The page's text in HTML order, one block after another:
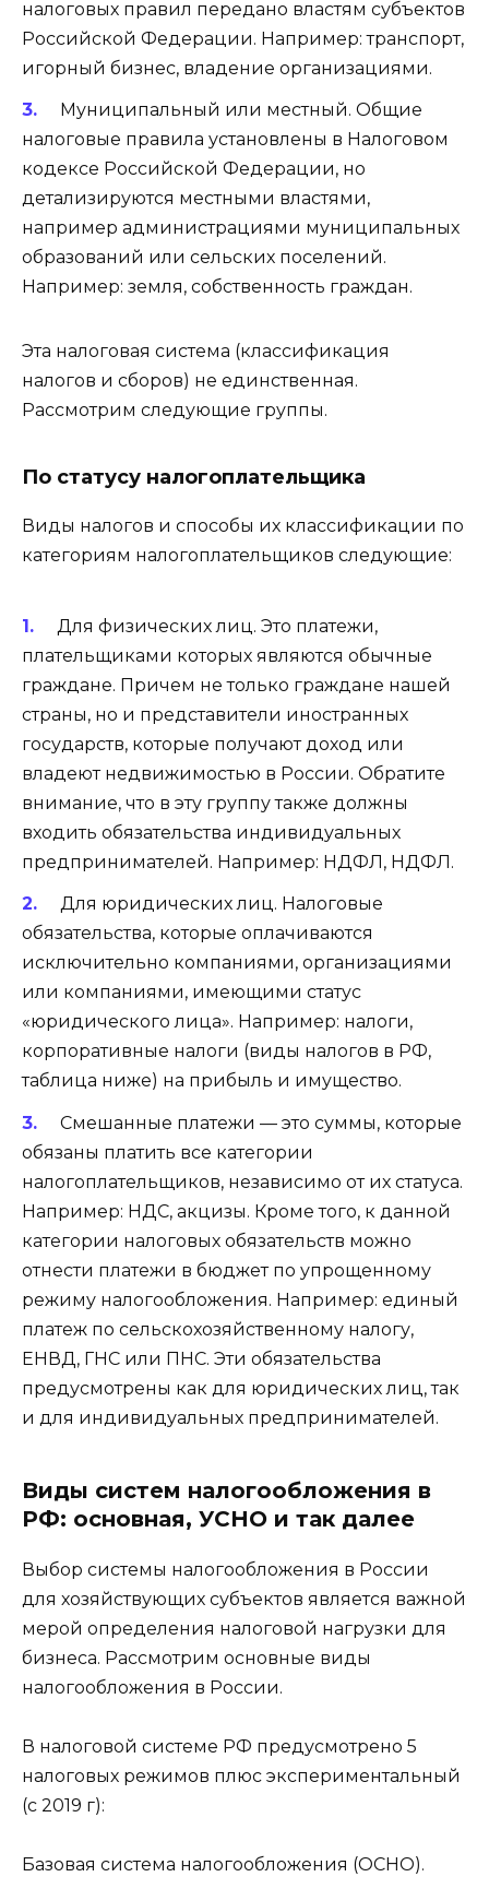
налоговых правил передано властям субъектов
Российской Федерации. Например: транспорт,
игорный бизнес, владение организациями.
Муниципальный или местный. Общие
налоговые правила установлены в Налоговом
кодексе Российской Федерации, но
детализируются местными властями,
например администрациями муниципальных
образований или сельских поселений.
Например: земля, собственность граждан.
Эта налоговая система (классификация
налогов и сборов) не единственная.
Рассмотрим следующие группы.
По статусу налогоплательщика
Виды налогов и способы их классификации по
категориям налогоплательщиков следующие:
Для физических лиц. Это платежи,
плательщиками которых являются обычные
граждане. Причем не только граждане нашей
страны, но и представители иностранных
государств, которые получают доход или
владеют недвижимостью в России. Обратите
внимание, что в эту группу также должны
входить обязательства индивидуальных
предпринимателей. Например: НДФЛ, НДФЛ.
Для юридических лиц. Налоговые
обязательства, которые оплачиваются
исключительно компаниями, организациями
или компаниями, имеющими статус
«юридического лица». Например: налоги,
корпоративные налоги (виды налогов в РФ,
таблица ниже) на прибыль и имущество.
Смешанные платежи — это суммы, которые
обязаны платить все категории
налогоплательщиков, независимо от их статуса.
Например: НДС, акцизы. Кроме того, к данной
категории налоговых обязательств можно
отнести платежи в бюджет по упрощенному
режиму налогообложения. Например: единый
платеж по сельскохозяйственному налогу,
ЕНВД, ГНС или ПНС. Эти обязательства
предусмотрены как для юридических лиц, так
и для индивидуальных предпринимателей.
Виды систем налогообложения в
РФ: основная, УСНО и так далее
Выбор системы налогообложения в России
для хозяйствующих субъектов является важной
мерой определения налоговой нагрузки для
бизнеса. Рассмотрим основные виды
налогообложения в России.
В налоговой системе РФ предусмотрено 5
налоговых режимов плюс экспериментальный
(с 2019 г):
Базовая система налогообложения (ОСНО).